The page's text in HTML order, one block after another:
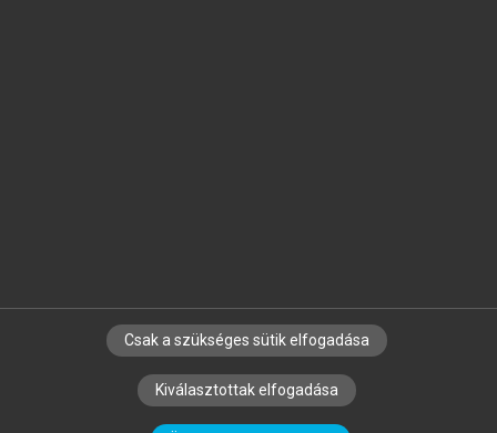
SZERZŐKNEK CÉGEKNEK KÖNYVTÁROSOKNAK
SZERKESZTÉSI ÉS LEKTORÁLÁSI ALAPELVEK
Csak a szükséges sütik elfogadása
Kiválasztottak elfogadása